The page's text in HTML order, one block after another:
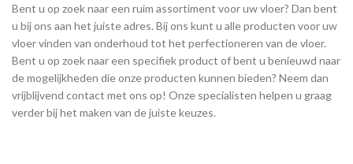
Bent u op zoek naar een ruim assortiment voor uw vloer? Dan bent
u bij ons aan het juiste adres. Bij ons kunt u alle producten voor uw
vloer vinden van onderhoud tot het perfectioneren van de vloer.
Bent u op zoek naar een specifiek product of bent u benieuwd naar
de mogelijkheden die onze producten kunnen bieden? Neem dan
vrijblijvend contact met ons op! Onze specialisten helpen u graag
verder bij het maken van de juiste keuzes.